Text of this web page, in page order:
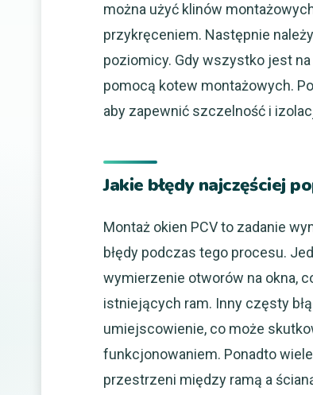
można użyć klinów
przykręceniem. Następnie
poziomicy. Gdy wszystko jest
pomocą kotew montażowych.
aby zapewnić szczelność i
Jakie błędy najczęściej
Montaż okien PCV to zadanie
błędy podczas tego procesu.
wymierzenie otworów na okna,
istniejących ram. Inny częsty
umiejscowienie, co może
funkcjonowaniem. Ponadto
przestrzeni między ramą a